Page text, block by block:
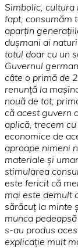
Simbolic, cultura
fapt, consumăm
aparţin
duşmani ai
totul doar cu un
Guvernul
câte o primă de
renunţă la
nouă de tot;
că acest guvern
aplică, trecem
economice de
aproape nimeni
materiale şi
stimularea
este fericit că
mai este demult
sărăcuţ la minte
munca
s-au produs
explicaţie mult